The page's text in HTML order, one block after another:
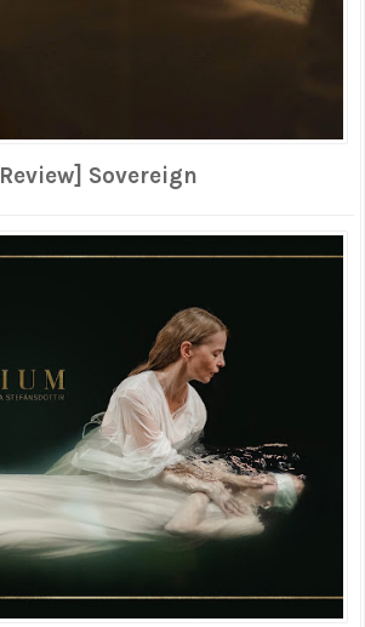
[Review] Sovereign